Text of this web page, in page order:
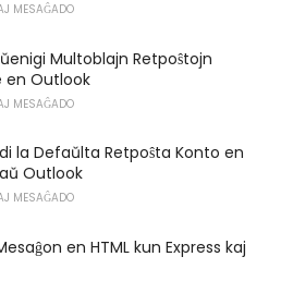
MESAĜADO
Multoblajn Retpoŝtojn
en Outlook
MESAĜADO
la Defaŭlta Retpoŝta Konto en
Outlook
MESAĜADO
en HTML kun Express kaj